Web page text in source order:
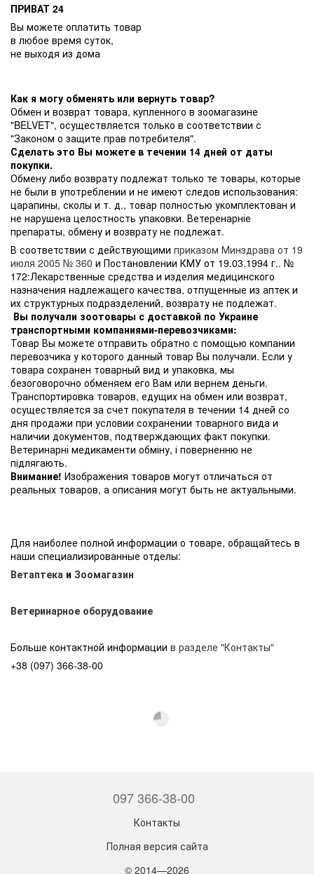
ПРИВАТ 24
Вы можете оплатить товар
в любое время суток,
не выходя из дома
Как я могу обменять или вернуть товар?
Обмен и возврат товара, купленного в зоомагазине
"BELVET", осуществляется только в соответствии с
"Законом о защите прав потребителя".
Сделать это Вы можете в течении 14 дней от даты
покупки.
Обмену либо возврату подлежат только те товары, которые
не были в употреблении и не имеют следов использования:
царапины, сколы и т. д., товар полностью укомплектован и
не нарушена целостность упаковки. Ветеренарніе
препараты, обмену и возврату не подлежат.
В соответствии с действующими приказом Минздрава от 19
июля 2005 № 360 и Постановлении КМУ от 19.03.1994 г.. №
172:Лекарственные средства и изделия медицинского
назначения надлежащего качества, отпущенные из аптек и
их структурных подразделений, возврату не подлежат.
Вы получали зоотовары с доставкой по Украине
транспортными компаниями-перевозчиками:
Товар Вы можете отправить обратно с помощью компании
перевозчика у которого данный товар Вы получали. Если у
товара сохранен товарный вид и упаковка, мы
безоговорочно обменяем его Вам или вернем деньги.
Транспортировка товаров, едущих на обмен или возврат,
осуществляется за счет покупателя в течении 14 дней со
дня продажи при условии сохранении товарного вида и
наличии документов, подтверждающих факт покупки.
Ветеринарні медикаменти обміну, і поверненню не
підлягають.
Внимание! Изображения товаров могут отличаться от
реальных товаров, а описания могут быть не актуальными.
Для наиболее полной информации о товаре, обращайтесь в
наши специализированные отделы:
Ветаптека и Зоомагазин
Ветеринарное оборудование
Больше контактной информации в разделе "Контакты"
+38 (097) 366-38-00
097 366-38-00
Контакты
Полная версия сайта
© 2014—2026